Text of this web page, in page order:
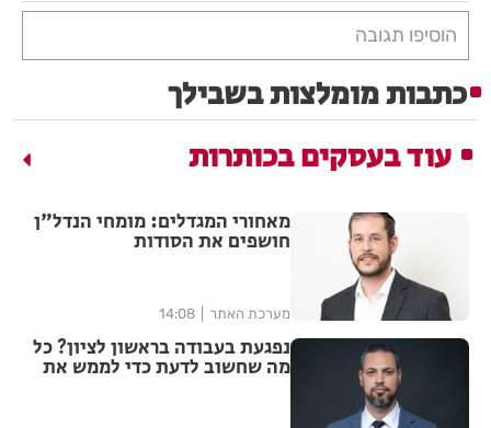
הוסיפו תגובה
כתבות מומלצות בשבילך
עוד בעסקים בכותרות
מאחורי המגדלים: מומחי הנדל"ן
חושפים את הסודות
מערכת האתר 14:08
נפגעת בעבודה בראשון לציון? כל
מה שחשוב לדעת כדי לממש את